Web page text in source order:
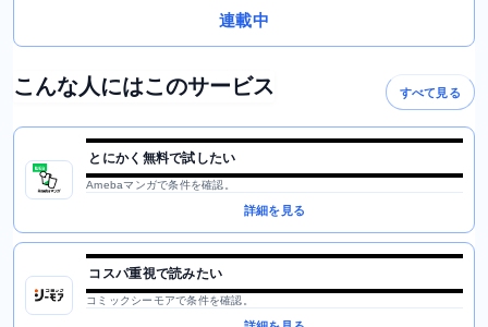
連載中
こんな人にはこのサービス すべて見る
とにかく無料で試したい
Amebaマンガで条件を確認。
詳細を見る
コスパ重視で読みたい
コミックシーモアで条件を確認。